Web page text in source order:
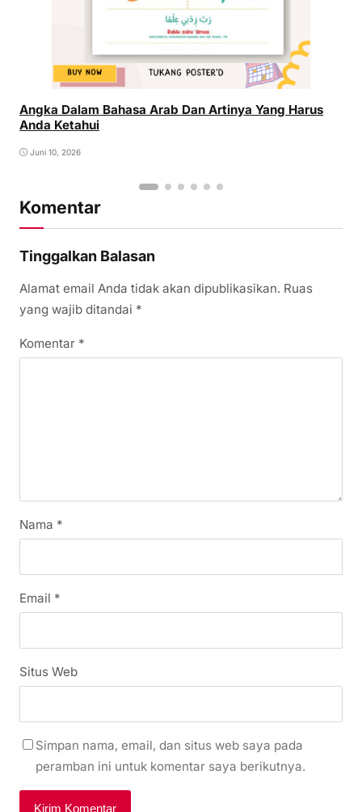
Angka Dalam Bahasa Arab Dan Artinya Yang Harus
Anda Ketahui
Juni 10, 2026
Komentar
Tinggalkan Balasan
Alamat email Anda tidak akan dipublikasikan. Ruas
yang wajib ditandai *
Komentar *
Nama *
Email *
Situs Web
Simpan nama, email, dan situs web saya pada
peramban ini untuk komentar saya berikutnya.